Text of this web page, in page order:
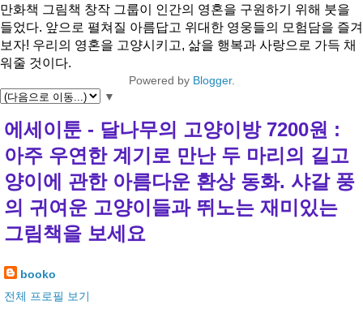
만화책 그림책 창작 그룹이 인간의 영혼을 구원하기 위해 붓을
들었다. 앞으로 펼쳐질 아름답고 위대한 영웅들의 모험담을 즐겨
보자! 우리의 영혼을 고양시키고, 삶을 행복과 사랑으로 가득 채
워줄 것이다.
Powered by Blogger.
▼
에세이툰 - 달나무의 고양이방 7200원 :
아주 우연한 계기로 만난 두 마리의 길고
양이에 관한 아름다운 환상 동화. 샤갈 풍
의 귀여운 고양이들과 뛰노는 재미있는
그림책을 보세요
booko
전체 프로필 보기